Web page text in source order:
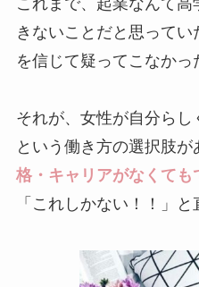
きないことだと思って
を信じて疑ってこなかっ
それが、女性が自分らし
という働き方の選択肢が
格・キャリアがなくても
「これしかない！！」